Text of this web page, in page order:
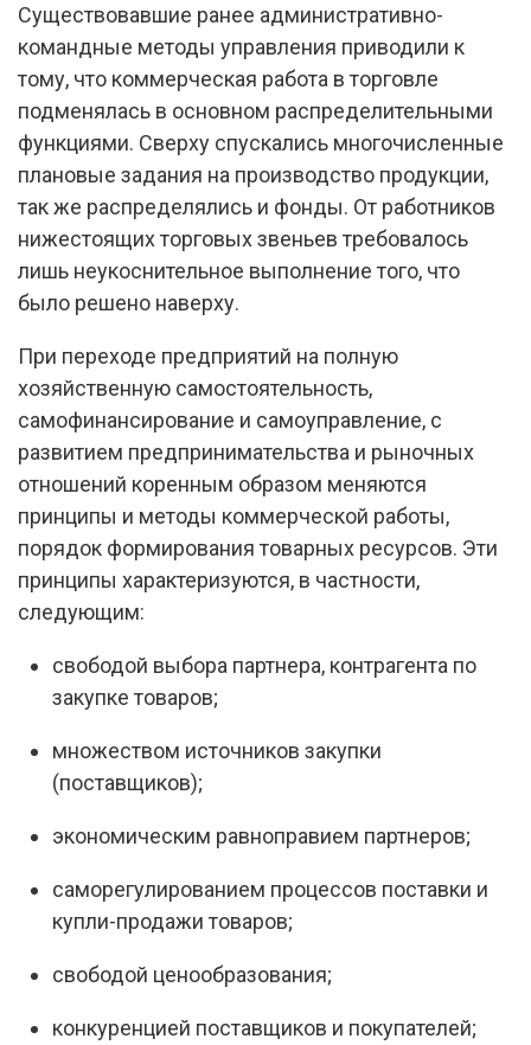
Существовавшие ранее административно-
командные методы управления приводили к
тому, что коммерческая работа в торговле
подменялась в основном распределительными
функциями. Сверху спускались многочисленные
плановые задания на производство продукции,
так же распределялись и фонды. От работников
нижестоящих торговых звеньев требовалось
лишь неукоснительное выполнение того, что
было решено наверху.
При переходе предприятий на полную
хозяйственную самостоятельность,
самофинансирование и самоуправление, с
развитием предпринимательства и рыночных
отношений коренным образом меняются
принципы и методы коммерческой работы,
порядок формирования товарных ресурсов. Эти
принципы характеризуются, в частности,
следующим:
свободой выбора партнера, контрагента по
закупке товаров;
множеством источников закупки
(поставщиков);
экономическим равноправием партнеров;
саморегулированием процессов поставки и
купли-продажи товаров;
свободой ценообразования;
конкуренцией поставщиков и покупателей;